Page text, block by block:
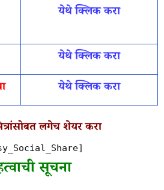
येथे क्लिक करा
येथे क्लिक करा
येथे क्लिक करा
लगेच शेयर करा
सूचना